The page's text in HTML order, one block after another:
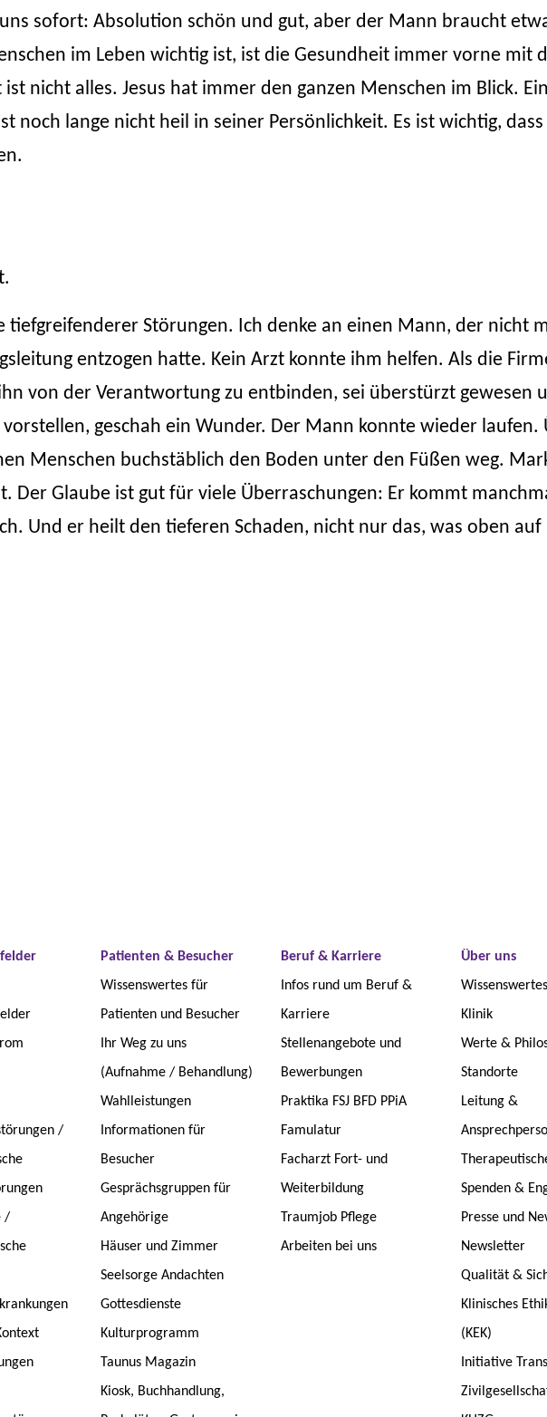
sofort: Absolution schön und gut, aber der Mann braucht
im Leben wichtig ist, ist die Gesundheit immer vorne mit
nicht alles. Jesus hat immer den ganzen Menschen im Blick.
noch lange nicht heil in seiner Persönlichkeit. Es ist wichtig,
tiefgreifenderer Störungen. Ich denke an einen Mann, der nicht
entzogen hatte. Kein Arzt konnte ihm helfen. Als die
von der Verantwortung zu entbinden, sei überstürzt gewesen
geschah ein Wunder. Der Mann konnte wieder laufen.
Menschen buchstäblich den Boden unter den Füßen weg.
Der Glaube ist gut für viele Überraschungen: Er kommt
Und er heilt den tieferen Schaden, nicht nur das, was oben auf
/
/
Patienten & Besucher
Wissenswertes für
Patienten und Besucher
Ihr Weg zu uns
(Aufnahme / Behandlung)
Wahlleistungen
Informationen für
Besucher
Gesprächsgruppen für
Angehörige
Häuser und Zimmer
Seelsorge Andachten
Gottesdienste
Kulturprogramm
Taunus Magazin
Kiosk, Buchhandlung,
Beruf & Karriere
Infos rund um Beruf &
Karriere
Stellenangebote und
Bewerbungen
Praktika FSJ BFD PPiA
Famulatur
Facharzt Fort- und
Weiterbildung
Traumjob Pflege
Arbeiten bei uns
Über uns
Klinik
Werte &
Standorte
Leitung &
Spenden &
Presse und
Newsletter
Qualität &
Klinisches
(KEK)
Initiative